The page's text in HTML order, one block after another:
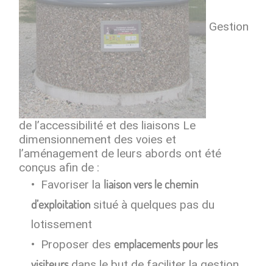
Gestion
de l’accessibilité et des liaisons Le
dimensionnement des voies et
l’aménagement de leurs abords ont été
conçus afin de :
Favoriser la liaison vers le chemin
d’exploitation situé à quelques pas du
lotissement
​Proposer des emplacements pour les